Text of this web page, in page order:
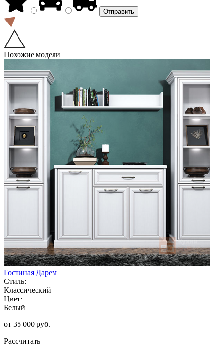
Похожие модели
Гостиная Дарем
Стиль:
Классический
Цвет:
Белый
от 35 000 руб.
Рассчитать